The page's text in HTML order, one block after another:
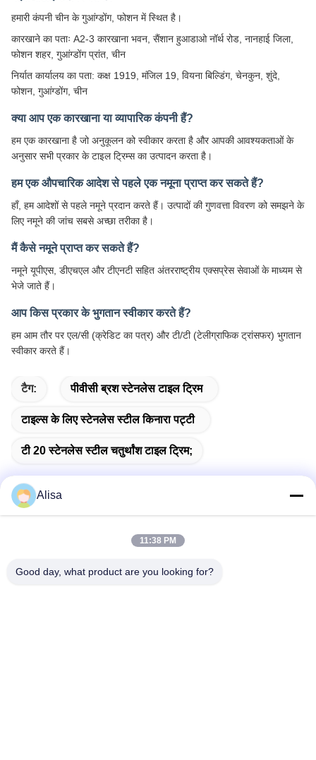
हमारी कंपनी चीन के गुआंग्डोंग, फोशन में स्थित है।
कारखाने का पताः A2-3 कारखाना भवन, सैंशान हुआडाओ नॉर्थ रोड, नानहाई जिला,
फोशन शहर, गुआंग्डोंग प्रांत, चीन
निर्यात कार्यालय का पता: कक्ष 1919, मंजिल 19, वियना बिल्डिंग, चेनकुन, शुंदे,
फोशन, गुआंग्डोंग, चीन
क्या आप एक कारखाना या व्यापारिक कंपनी हैं?
हम एक कारखाना है जो अनुकूलन को स्वीकार करता है और आपकी आवश्यकताओं के
अनुसार सभी प्रकार के टाइल ट्रिम्स का उत्पादन करता है।
हम एक औपचारिक आदेश से पहले एक नमूना प्राप्त कर सकते हैं?
हाँ, हम आदेशों से पहले नमूने प्रदान करते हैं। उत्पादों की गुणवत्ता विवरण को समझने के
लिए नमूने की जांच सबसे अच्छा तरीका है।
मैं कैसे नमूने प्राप्त कर सकते हैं?
नमूने यूपीएस, डीएचएल और टीएनटी सहित अंतरराष्ट्रीय एक्सप्रेस सेवाओं के माध्यम से
भेजे जाते हैं।
आप किस प्रकार के भुगतान स्वीकार करते हैं?
हम आम तौर पर एल/सी (क्रेडिट का पत्र) और टी/टी (टेलीग्राफिक ट्रांसफर) भुगतान
स्वीकार करते हैं।
टैग: पीवीसी ब्रश स्टेनलेस टाइल ट्रिम
टाइल्स के लिए स्टेनलेस स्टील किनारा पट्टी
टी 20 स्टेनलेस स्टील चतुर्थांश टाइल ट्रिम;
पता
Alisa
11:38 PM
Good day, what product are you looking for?